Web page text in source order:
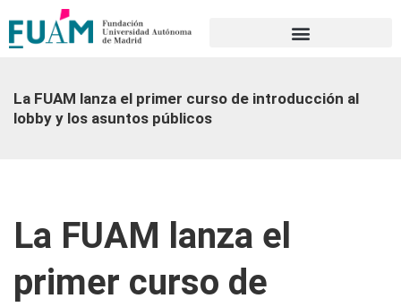
La FUAM lanza el primer curso de introducción al
lobby y los asuntos públicos
La FUAM lanza el
primer curso de